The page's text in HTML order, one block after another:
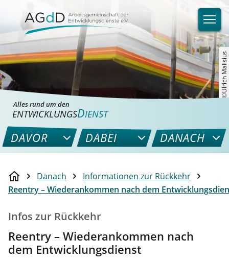
©Ulrich Malisius
Alles rund um den
ENTWICKLUNGSDIENST
DAVOR DABEI DANACH
Danach
Informationen zur Rückkehr
Reentry – Wiederankommen nach dem
Infos zur Rückkehr
Reentry – Wiederankommen nach
dem Entwicklungsdienst